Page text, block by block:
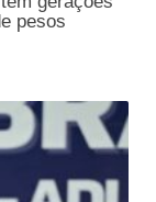
pesos